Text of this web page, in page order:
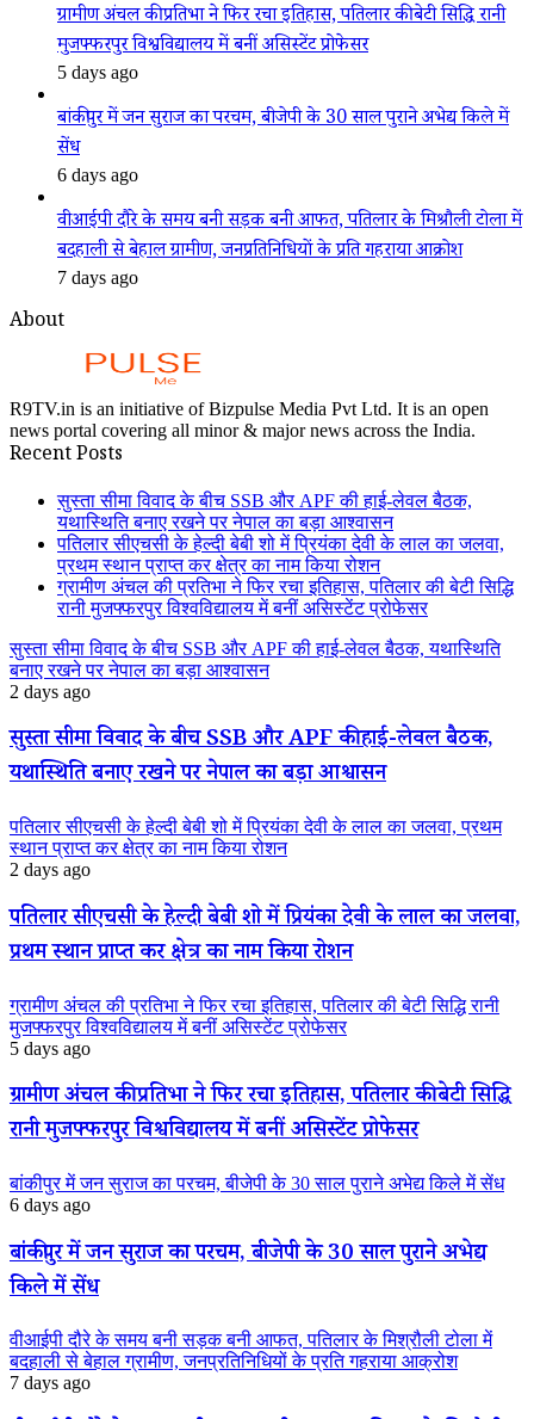
ग्रामीण अंचल की प्रतिभा ने फिर रचा इतिहास, पतिलार की बेटी सिद्धि रानी
मुजफ्फरपुर विश्वविद्यालय में बनीं असिस्टेंट प्रोफेसर
5 days ago
बांकीपुर में जन सुराज का परचम, बीजेपी के 30 साल पुराने अभेद्य किले में
सेंध
6 days ago
वीआईपी दौरे के समय बनी सड़क बनी आफत, पतिलार के मिश्रौली टोला में
बदहाली से बेहाल ग्रामीण, जनप्रतिनिधियों के प्रति गहराया आक्रोश
7 days ago
About
R9TV.in is an initiative of Bizpulse Media Pvt Ltd. It is an open
news portal covering all minor & major news across the India.
Recent Posts
सुस्ता सीमा विवाद के बीच SSB और APF की हाई-लेवल बैठक,
यथास्थिति बनाए रखने पर नेपाल का बड़ा आश्वासन
पतिलार सीएचसी के हेल्दी बेबी शो में प्रियंका देवी के लाल का जलवा,
प्रथम स्थान प्राप्त कर क्षेत्र का नाम किया रोशन
ग्रामीण अंचल की प्रतिभा ने फिर रचा इतिहास, पतिलार की बेटी सिद्धि
रानी मुजफ्फरपुर विश्वविद्यालय में बनीं असिस्टेंट प्रोफेसर
सुस्ता सीमा विवाद के बीच SSB और APF की हाई-लेवल बैठक, यथास्थिति
बनाए रखने पर नेपाल का बड़ा आश्वासन
2 days ago
सुस्ता सीमा विवाद के बीच SSB और APF की हाई-लेवल बैठक,
यथास्थिति बनाए रखने पर नेपाल का बड़ा आश्वासन
पतिलार सीएचसी के हेल्दी बेबी शो में प्रियंका देवी के लाल का जलवा, प्रथम
स्थान प्राप्त कर क्षेत्र का नाम किया रोशन
2 days ago
पतिलार सीएचसी के हेल्दी बेबी शो में प्रियंका देवी के लाल का जलवा,
प्रथम स्थान प्राप्त कर क्षेत्र का नाम किया रोशन
ग्रामीण अंचल की प्रतिभा ने फिर रचा इतिहास, पतिलार की बेटी सिद्धि रानी
मुजफ्फरपुर विश्वविद्यालय में बनीं असिस्टेंट प्रोफेसर
5 days ago
ग्रामीण अंचल की प्रतिभा ने फिर रचा इतिहास, पतिलार की बेटी सिद्धि
रानी मुजफ्फरपुर विश्वविद्यालय में बनीं असिस्टेंट प्रोफेसर
बांकीपुर में जन सुराज का परचम, बीजेपी के 30 साल पुराने अभेद्य किले में सेंध
6 days ago
बांकीपुर में जन सुराज का परचम, बीजेपी के 30 साल पुराने अभेद्य
किले में सेंध
वीआईपी दौरे के समय बनी सड़क बनी आफत, पतिलार के मिश्रौली टोला में
बदहाली से बेहाल ग्रामीण, जनप्रतिनिधियों के प्रति गहराया आक्रोश
7 days ago